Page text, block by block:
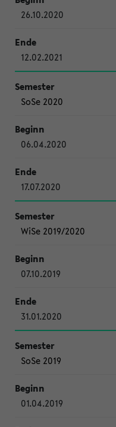
26.10.2020
12.02.2021
SoSe 2020
06.04.2020
17.07.2020
WiSe 2019/2020
07.10.2019
31.01.2020
SoSe 2019
01.04.2019